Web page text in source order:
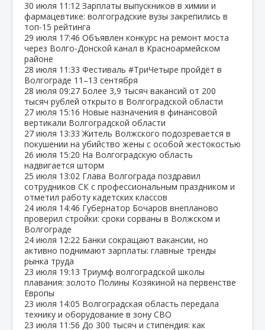
30 июля 11:12 Зарплаты выпускников в химии и
фармацевтике: волгоградские вузы закрепились в
топ‑15 рейтинга
29 июля 17:46 Объявлен конкурс на ремонт моста
через Волго‑Донской канал в Красноармейском
районе
28 июля 11:33 Фестиваль #ТриЧетыре пройдёт в
Волгограде 11–13 сентября
28 июля 09:27 Более 3,9 тысяч вакансий от 200
тысяч рублей открыто в Волгоградской области
27 июля 15:16 Новые назначения в финансовой
вертикали Волгоградской области
27 июля 13:33 Житель Волжского подозревается в
покушении на убийство жены с особой жестокостью
26 июля 15:20 На Волгоградскую область
надвигается шторм
25 июля 13:02 Глава Волгограда поздравил
сотрудников СК с профессиональным праздником и
отметил работу кадетских классов
24 июля 14:46 Губернатор Бочаров внепланово
проверил стройки: сроки сорваны в Волжском и
Волгограде
24 июля 12:22 Банки сокращают вакансии, но
активно поднимают зарплаты: главные тренды
рынка труда
23 июля 19:13 Триумф волгоградской школы
плавания: золото Полины Козякиной на первенстве
Европы
23 июля 14:05 Волгоградская область передала
технику и оборудование в зону СВО
23 июля 11:56 До 300 тысяч и стипендия: как